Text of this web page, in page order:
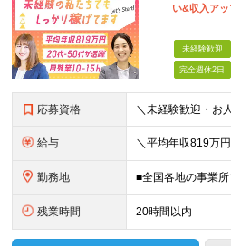
い&収入ア
未経験歓迎
完全週休2日
応募資格
給与
勤務地
残業時間 20時間以内